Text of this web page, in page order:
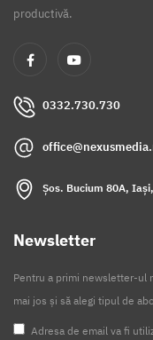
productivă.
0332.730.730
Șos. Bucium 80A,
Newsletter
Pentru a primi newsletter-ul
mai jos și să alegi tipul de
Adresa de email va fi